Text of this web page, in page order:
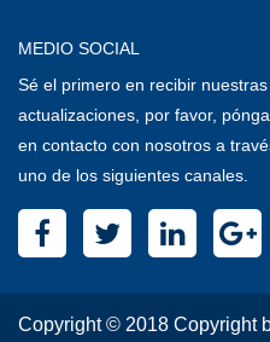
MEDIO SOCIAL
Sé el primero en recibir nuestras
actualizaciones, por favor,
en contacto con nosotros a
uno de los siguientes canales.
Copyright © 2018 Copyright